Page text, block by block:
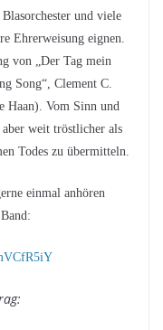
und viele
Ehrerweisung eignen.
von „Der Tag mein
Song“, Clement C.
Haan). Vom Sinn und
weit tröstlicher als
Todes zu übermitteln.
einmal anhören